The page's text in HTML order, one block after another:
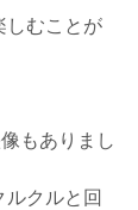
しむことが
もありまし
ルクルと回